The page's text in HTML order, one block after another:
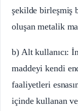
şekilde birleşmiş
oluşan metalik
b) Alt kullanıcı:
maddeyi kendi
faaliyetleri
içinde kullanan